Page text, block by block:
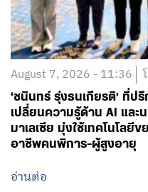
August 7, 2026 - 11:36
‘ชนินทร์ รุ่งธนเกียรติ’ ที่ป
เปลี่ยนความรู้ด้าน AI และ
มาเลเซีย มุ่งใช้เทคโนโลยี
อาชีพคนพิการ-ผู้สูงอายุ
อ่านต่อ